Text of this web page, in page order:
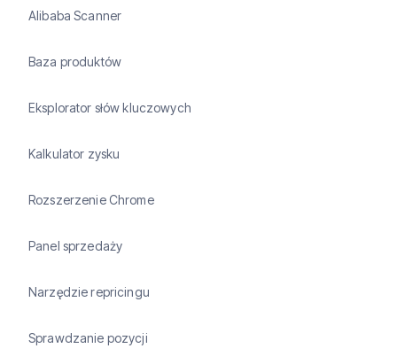
Alibaba Scanner
Baza produktów
Eksplorator słów kluczowych
Kalkulator zysku
Rozszerzenie Chrome
Panel sprzedaży
Narzędzie repricingu
Sprawdzanie pozycji